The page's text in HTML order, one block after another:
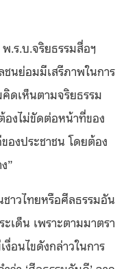
.ร.บ.จริยธรรมสื่อฯ
นย่อมมีเสรีภาพในการ
คิดเห็นตามจริยธรรม
องไม่ขัดต่อหน้าที่ของ
องประชาชน โดยต้อง
”
าวไทยหรือศีลธรรมอัน
เด็น เพราะตามมาตรา
อนไขดังกล่าวในการ